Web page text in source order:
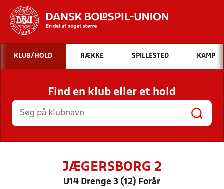
Hvad vil du søge efter?
INDHOLD OG NYHEDER
STILLINGER, RESULTATER, KLUBBER OG
HOLD
KLUB/HOLD RÆKKE SPILLESTED KAMP
Find en klub eller et hold
JÆGERSBORG 2
U14 Drenge 3 (12) Forår